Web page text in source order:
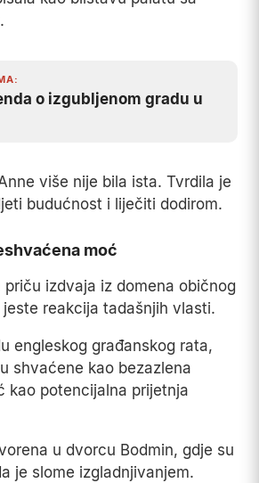
o izgubljenom gradu u
više nije bila ista. Tvrdila je
budućnost i liječiti dodirom.
moć
priču izdvaja iz domena običnog
reakcija tadašnjih vlasti.
engleskog građanskog rata,
shvaćene kao bezazlena
kao potencijalna prijetnja
u dvorcu Bodmin, gdje su
je slome izgladnjivanjem.